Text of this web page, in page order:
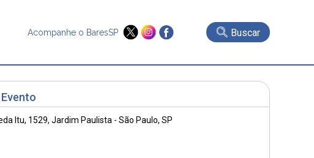
Acompanhe o BaresSP Buscar
Itu, 1529, Jardim Paulista - São Paulo, SP